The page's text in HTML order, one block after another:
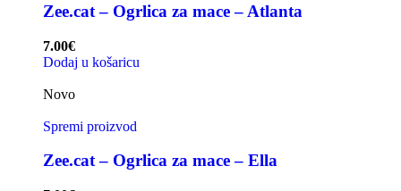
Zee.cat – Ogrlica za mace – Atlanta
7.00€
Dodaj u košaricu
Novo
Spremi proizvod
Zee.cat – Ogrlica za mace – Ella